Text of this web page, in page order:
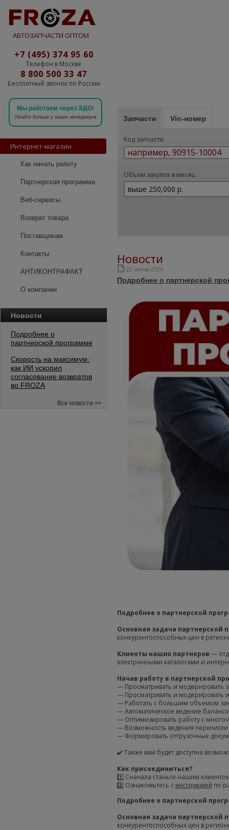
АВТОЗАПЧАСТИ ОПТОМ
+7 (495) 374 95 60
Телефон в Москве
8 800 500 33 47
Бесплатный звонок по России
Мы работаем через ЭДО!
Узнайте больше у наших менеджеров
Интернет-магазин
Как начать работу
Партнерская программа
Веб-сервисы
Возврат товара
Поставщикам
Контакты
АНТИКОНТРАФАКТ
О компании
Новости
Подробнее о
партнерской программе
Скорость на максимум:
как ИИ ускорил
согласование возвратов
во FROZA
Все новости >>
Запчасти Vin-номер
Код запчасти
Объем закупок в месяц
Новости
22 июня 2026
Подробнее о партнерской
Подробнее о партнерской
Основная задача партнерской
конкурентоспособных цен в
Клиенты наших партнеров —
электронными каталогами и
Начав работу в партнерской
— Просматривать и модерировать
— Просматривать и модерировать
— Работать с большим объемом
— Автоматическое ведение
— Оптимизировать работу с
— Возможность ведения
— Формировать отгрузочные
✔️ Также вам будет доступна
Как присоединиться?
1️⃣ Сначала станьте нашим
2️⃣ Ознакомьтесь с инструкцией по
Подробнее о партнерской
Основная задача партнерской
конкурентоспособных цен в